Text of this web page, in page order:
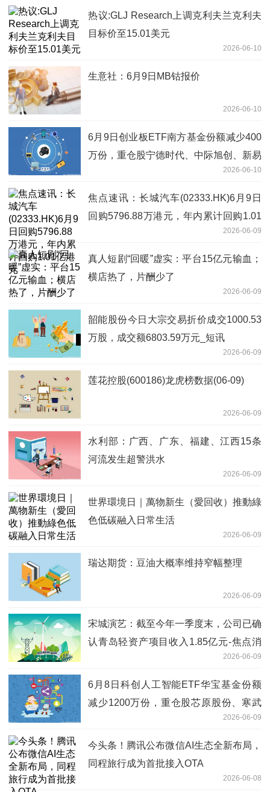
热议:GLJ Research上调克利夫兰克利夫
目标价至15.01美元
2026-06-10
生意社：6月9日MB钴报价
2026-06-10
6月9日创业板ETF南方基金份额减少400
万份，重仓股宁德时代、中际旭创、新易
2026-06-10
焦点速讯：长城汽车(02333.HK)6月9日
回购5796.88万港元，年内累计回购1.01
2026-06-09
真人短剧“回暖”虚实：平台15亿元输血；
横店热了，片酬少了
2026-06-09
韶能股份今日大宗交易折价成交1000.53
万股，成交额6803.59万元_短讯
2026-06-09
莲花控股(600186)龙虎榜数据(06-09)
2026-06-09
水利部：广西、广东、福建、江西15条
河流发生超警洪水
2026-06-09
世界環境日｜萬物新生（愛回收）推動綠
色低碳融入日常生活
2026-06-09
瑞达期货：豆油大概率维持窄幅整理
2026-06-09
宋城演艺：截至今年一季度末，公司已确
认青岛轻资产项目收入1.85亿元-焦点消
2026-06-09
6月8日科创人工智能ETF华宝基金份额
减少1200万份，重仓股芯原股份、寒武
2026-06-09
今头条！腾讯公布微信AI生态全新布局，
同程旅行成为首批接入OTA
2026-06-08